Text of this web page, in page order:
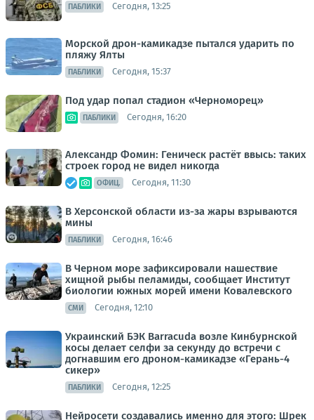
ПАБЛИКИ Сегодня, 13:25
Морской дрон-камикадзе пытался ударить по
пляжу Ялты
ПАБЛИКИ Сегодня, 15:37
Под удар попал стадион «Черноморец»
ПАБЛИКИ Сегодня, 16:20
Александр Фомин: Геническ растёт ввысь: таких
строек город не видел никогда
ОФИЦ. Сегодня, 11:30
В Херсонской области из-за жары взрываются
мины
ПАБЛИКИ Сегодня, 16:46
В Черном море зафиксировали нашествие
хищной рыбы пеламиды, сообщает Институт
биологии южных морей имени Ковалевского
СМИ Сегодня, 12:10
Украинский БЭК Barracuda возле Кинбурнской
косы делает селфи за секунду до встречи с
догнавшим его дроном-камикадзе «Герань-4
сикер»
ПАБЛИКИ Сегодня, 12:25
Нейросети создавались именно для этого: Шрек